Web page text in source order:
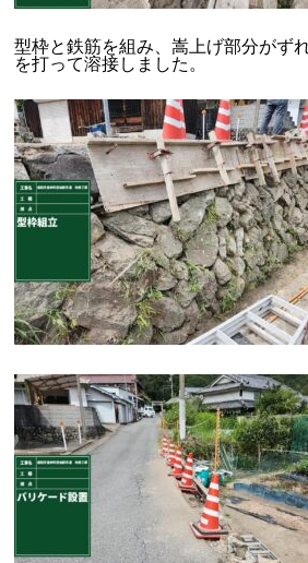
型枠と鉄筋を組み、嵩上げ部分がず
を打って溶接しました。